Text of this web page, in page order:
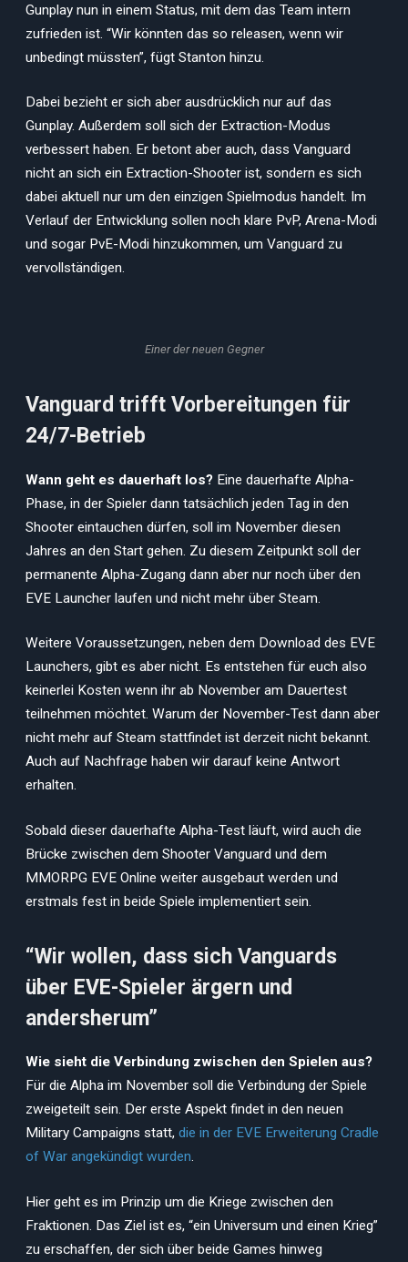
Gunplay nun in einem Status, mit dem das Team intern
zufrieden ist. “Wir könnten das so releasen, wenn wir
unbedingt müssten”, fügt Stanton hinzu.
Dabei bezieht er sich aber ausdrücklich nur auf das
Gunplay. Außerdem soll sich der Extraction-Modus
verbessert haben. Er betont aber auch, dass Vanguard
nicht an sich ein Extraction-Shooter ist, sondern es sich
dabei aktuell nur um den einzigen Spielmodus handelt. Im
Verlauf der Entwicklung sollen noch klare PvP, Arena-Modi
und sogar PvE-Modi hinzukommen, um Vanguard zu
vervollständigen.
Einer der neuen Gegner
Vanguard trifft Vorbereitungen für
24/7-Betrieb
Wann geht es dauerhaft los? Eine dauerhafte Alpha-
Phase, in der Spieler dann tatsächlich jeden Tag in den
Shooter eintauchen dürfen, soll im November diesen
Jahres an den Start gehen. Zu diesem Zeitpunkt soll der
permanente Alpha-Zugang dann aber nur noch über den
EVE Launcher laufen und nicht mehr über Steam.
Weitere Voraussetzungen, neben dem Download des EVE
Launchers, gibt es aber nicht. Es entstehen für euch also
keinerlei Kosten wenn ihr ab November am Dauertest
teilnehmen möchtet. Warum der November-Test dann aber
nicht mehr auf Steam stattfindet ist derzeit nicht bekannt.
Auch auf Nachfrage haben wir darauf keine Antwort
erhalten.
Sobald dieser dauerhafte Alpha-Test läuft, wird auch die
Brücke zwischen dem Shooter Vanguard und dem
MMORPG EVE Online weiter ausgebaut werden und
erstmals fest in beide Spiele implementiert sein.
“Wir wollen, dass sich Vanguards
über EVE-Spieler ärgern und
andersherum”
Wie sieht die Verbindung zwischen den Spielen aus?
Für die Alpha im November soll die Verbindung der Spiele
zweigeteilt sein. Der erste Aspekt findet in den neuen
Military Campaigns statt, die in der EVE Erweiterung Cradle
of War angekündigt wurden.
Hier geht es im Prinzip um die Kriege zwischen den
Fraktionen. Das Ziel ist es, “ein Universum und einen Krieg”
zu erschaffen, der sich über beide Games hinweg